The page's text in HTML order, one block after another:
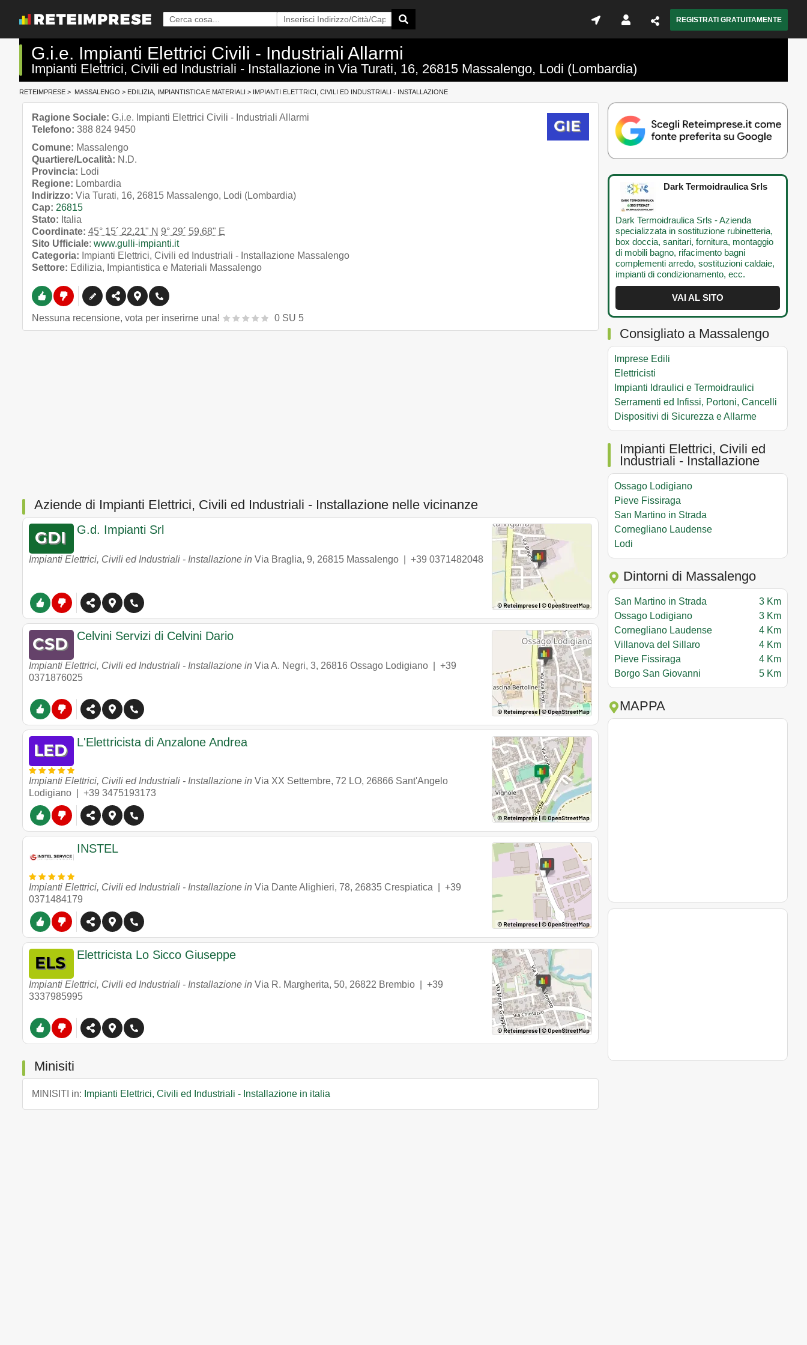
REGISTRATI GRATUITAMENTE
G.i.e. Impianti Elettrici Civili - Industriali Allarmi
Impianti Elettrici, Civili ed Industriali - Installazione in Via Turati, 16, 26815 Massalengo, Lodi (Lombardia)
RETEIMPRESE > MASSALENGO > EDILIZIA, IMPIANTISTICA E MATERIALI > IMPIANTI ELETTRICI, CIVILI ED INDUSTRIALI - INSTALLAZIONE
Ragione Sociale: G.i.e. Impianti Elettrici Civili - Industriali Allarmi
Telefono: 388 824 9450
Comune: Massalengo
Quartiere/Località: N.D.
Provincia: Lodi
Regione: Lombardia
Indirizzo: Via Turati, 16, 26815 Massalengo, Lodi (Lombardia)
Cap: 26815
Stato: Italia
Coordinate: 45° 15´ 22.21" N 9° 29´ 59.68" E
Sito Ufficiale: www.gulli-impianti.it
Categoria: Impianti Elettrici, Civili ed Industriali - Installazione Massalengo
Settore: Edilizia, Impiantistica e Materiali Massalengo
Nessuna recensione, vota per inserirne una! 0 SU 5
Aziende di Impianti Elettrici, Civili ed Industriali - Installazione nelle vicinanze
G.d. Impianti Srl
Impianti Elettrici, Civili ed Industriali - Installazione in Via Braglia, 9, 26815 Massalengo +39 0371482048
Celvini Servizi di Celvini Dario
Impianti Elettrici, Civili ed Industriali - Installazione in Via A. Negri, 3, 26816 Ossago Lodigiano
+39
0371876025
L'Elettricista di Anzalone Andrea
Impianti Elettrici, Civili ed Industriali - Installazione in Via XX Settembre, 72 LO, 26866 Sant'Angelo
Lodigiano
+39 3475193173
INSTEL
Impianti Elettrici, Civili ed Industriali - Installazione in Via Dante Alighieri, 78, 26835 Crespiatica
+39
0371484179
Elettricista Lo Sicco Giuseppe
Impianti Elettrici, Civili ed Industriali - Installazione in Via R. Margherita, 50, 26822 Brembio
+39
3337985995
Minisiti
MINISITI in: Impianti Elettrici, Civili ed Industriali - Installazione in italia
Dark Termoidraulica Srls
Dark Termoidraulica Srls - Azienda
specializzata in sostituzione rubinetteria,
box doccia, sanitari, fornitura, montaggio
di mobili bagno, rifacimento bagni
complementi arredo, sostituzioni caldaie,
impianti di condizionamento, ecc.
VAI AL SITO
Consigliato a Massalengo
Imprese Edili
Elettricisti
Impianti Idraulici e Termoidraulici
Serramenti ed Infissi, Portoni, Cancelli
Dispositivi di Sicurezza e Allarme
Impianti Elettrici, Civili ed
Industriali - Installazione
Ossago Lodigiano
Pieve Fissiraga
San Martino in Strada
Cornegliano Laudense
Lodi
Dintorni di Massalengo
San Martino in Strada
3 Km
Ossago Lodigiano
3 Km
Cornegliano Laudense
4 Km
Villanova del Sillaro
4 Km
Pieve Fissiraga
4 Km
Borgo San Giovanni
5 Km
MAPPA